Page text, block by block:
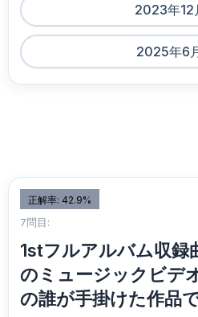
2023年12
2025年6
正解率: 42.9%
7問目:
1stフルアルバム収録
のミュージックビデ
の誰が手掛けた作品